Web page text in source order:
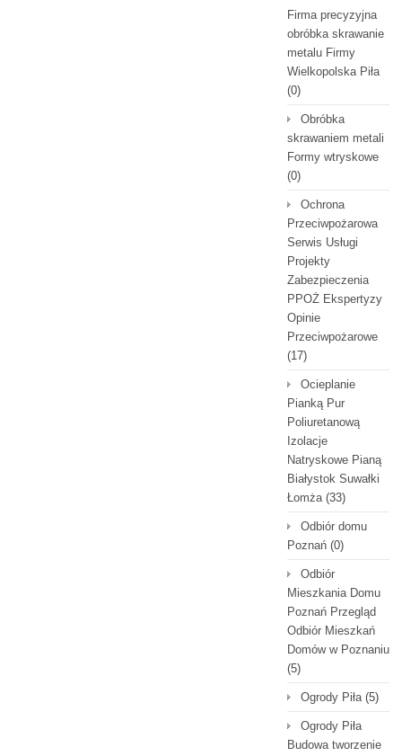
Firma precyzyjna
obróbka skrawanie
metalu Firmy
Wielkopolska Piła
(0)
Obróbka
skrawaniem metali
Formy wtryskowe
(0)
Ochrona
Przeciwpożarowa
Serwis Usługi
Projekty
Zabezpieczenia
PPOŻ Ekspertyzy
Opinie
Przeciwpożarowe
(17)
Ocieplanie
Pianką Pur
Poliuretanową
Izolacje
Natryskowe Pianą
Białystok Suwałki
Łomża(33)
Odbiór domu
Poznań (0)
Odbiór
Mieszkania Domu
Poznań Przegląd
Odbiór Mieszkań
Domów w Poznaniu
(5)
Ogrody Piła(5)
Ogrody Piła
Budowa tworzenie